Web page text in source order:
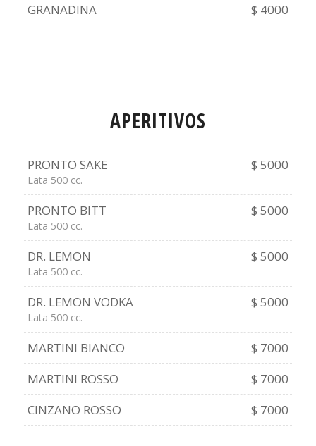
GRANADINA
$ 4000
APERITIVOS
PRONTO SAKE $ 5000
Lata 500 cc.
PRONTO BITT $ 5000
Lata 500 cc.
DR. LEMON $ 5000
Lata 500 cc.
DR. LEMON VODKA $ 5000
Lata 500 cc.
MARTINI BIANCO
$ 7000
MARTINI ROSSO
$ 7000
CINZANO ROSSO
$ 7000